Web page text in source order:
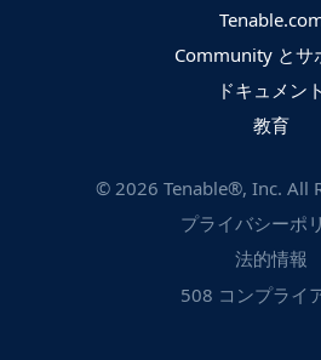
Community とサ
ドキュメント
教育
© 2026 Tenable®, Inc. All
プライバシーポ
法的情報
508 コンプライ